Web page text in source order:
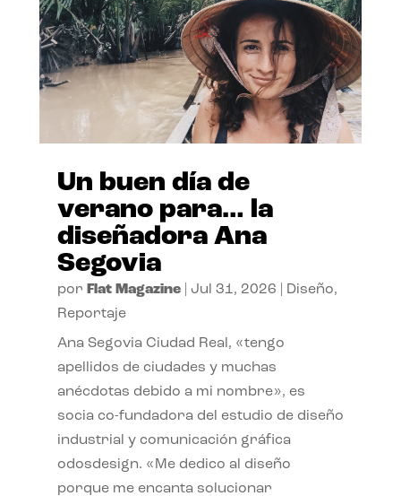
Un buen día de
verano para… la
diseñadora Ana
Segovia
por Flat Magazine| Jul 31, 2026 Diseño,
Reportaje
Ana Segovia Ciudad Real, «tengo
apellidos de ciudades y muchas
anécdotas debido a mi nombre», es
socia co-fundadora del estudio de diseño
industrial y comunicación gráfica
odosdesign. «Me dedico al diseño
porque me encanta solucionar